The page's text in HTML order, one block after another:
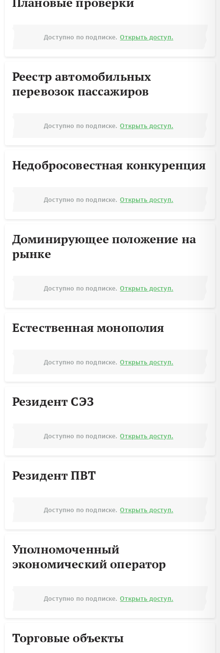
Доступно по подписке. Открыть доступ.
Реестр автомобильных
перевозок пассажиров
Доступно по подписке. Открыть доступ.
Недобросовестная конкуренция
Доступно по подписке. Открыть доступ.
Доминирующее положение на
рынке
Доступно по подписке. Открыть доступ.
Естественная монополия
Доступно по подписке. Открыть доступ.
Резидент СЭЗ
Доступно по подписке. Открыть доступ.
Резидент ПВТ
Доступно по подписке. Открыть доступ.
Уполномоченный
экономический оператор
Доступно по подписке. Открыть доступ.
Торговые объекты